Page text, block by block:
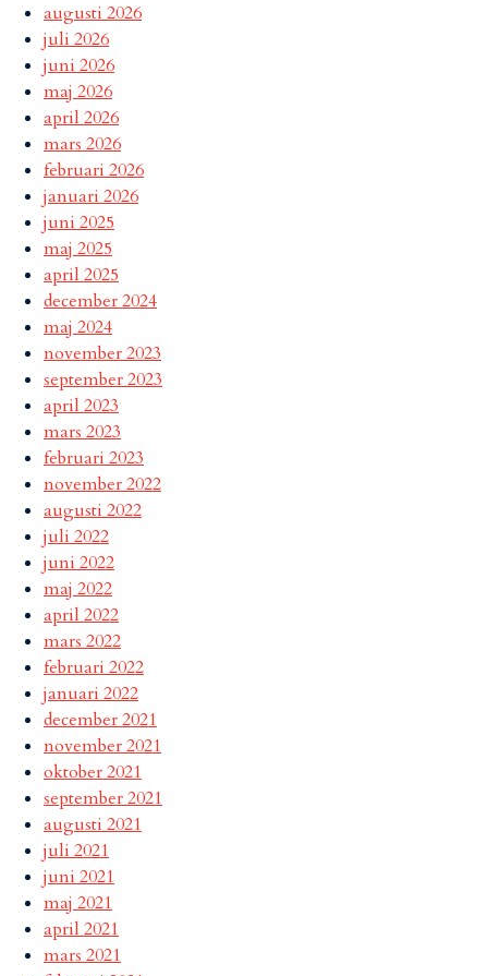
augusti 2026
juli 2026
juni 2026
maj 2026
april 2026
mars 2026
februari 2026
januari 2026
juni 2025
maj 2025
april 2025
december 2024
maj 2024
november 2023
september 2023
april 2023
mars 2023
februari 2023
november 2022
augusti 2022
juli 2022
juni 2022
maj 2022
april 2022
mars 2022
februari 2022
januari 2022
december 2021
november 2021
oktober 2021
september 2021
augusti 2021
juli 2021
juni 2021
maj 2021
april 2021
mars 2021